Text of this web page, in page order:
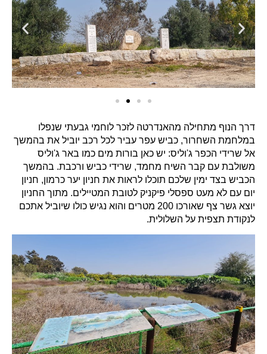
דרך הנוף מתחילה מהאנדרטה לזכר לוחמי גבעתי שנפלו
במלחמת השחרור, כביש עפר עביר לכל רכב יוביל את בהמשך
אל שרידי הכפר ג'וליס: יש כאן בורות מים כמו באר ג'וליס
משולבת עם קבר השיח מחמד, שרידי כביש ורכבת. בהמשך
הכביש בצד ימין שלכם תוכלו לראות את חניון יער כרמון, חניון
יום עם לא מעט ספסלי פיקניק לטובת המטיילים. מתוך החניון
יוצא גשר צף שאורכו 200 מטרים והוא נגיש כולו שיוביל אתכם
לנקודת תצפית על השלולית.